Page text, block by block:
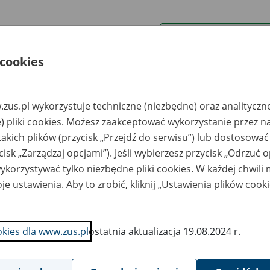
uwagi można przesyłać poprzez
Ukryj wszystkie pozycje bazy
pracy
Miejsce
przechowywania
dokumentów
Nr zespołu akt w
archiwum
państwowym
Daty
w
-
z o.o. - Kalisz, ul.
Widok 2A (miejsce
przechowywania
wykorzystuje techniczne (niezbędne) oraz
pliki cookies. Możesz zaakceptować wykorzystanie przez
plików (przycisk „Przejdź do serwisu”) lub
„Zarządzaj opcjami”). Jeśli wybierzesz przycisk „Odrzuć
tylko niezbędne pliki cookies. W każdej chwili
ustawienia. Aby to zrobić, kliknij „Ustawienia plików
dla www.zus.plostatnia aktualizacja 19.08.2024 r.